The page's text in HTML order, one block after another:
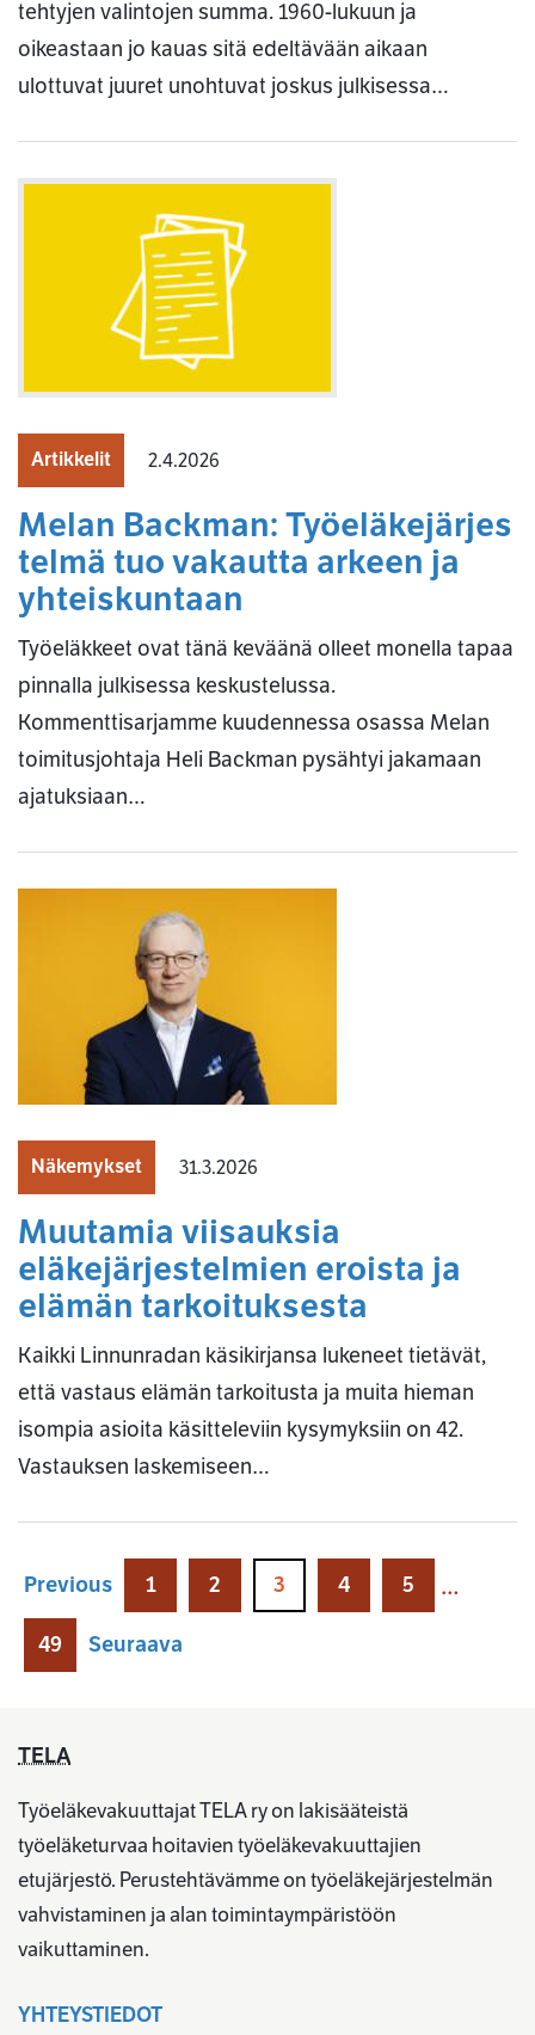
tehtyjen valintojen summa. 1960-lukuun ja
oikeastaan jo kauas sitä edeltävään aikaan
ulottuvat juuret unohtuvat joskus julkisessa…
Artikkelit 2.4.2026
Melan Backman: Työeläkejärjes
telmä tuo vakautta arkeen ja
yhteiskuntaan
Työeläkkeet ovat tänä keväänä olleet monella tapaa
pinnalla julkisessa keskustelussa.
Kommenttisarjamme kuudennessa osassa Melan
toimitusjohtaja Heli Backman pysähtyi jakamaan
ajatuksiaan…
Näkemykset 31.3.2026
Muutamia viisauksia
eläkejärjestelmien eroista ja
elämän tarkoituksesta
Kaikki Linnunradan käsikirjansa lukeneet tietävät,
että vastaus elämän tarkoitusta ja muita hieman
isompia asioita käsitteleviin kysymyksiin on 42.
Vastauksen laskemiseen…
Previous 1 2 3 4 5 …
49 Seuraava
TELA
Työeläkevakuuttajat TELA ry on lakisääteistä
työeläketurvaa hoitavien työeläkevakuuttajien
etujärjestö. Perustehtävämme on työeläkejärjestelmän
vahvistaminen ja alan toimintaympäristöön
vaikuttaminen.
YHTEYSTIEDOT